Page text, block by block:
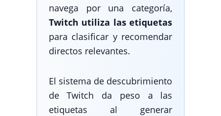
navega por una categoría,
Twitch utiliza las etiquetas
para clasificar y recomendar
directos relevantes.
El sistema de descubrimiento
de Twitch da peso a las
etiquetas al generar